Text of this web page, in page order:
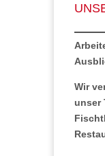
Wir
unser